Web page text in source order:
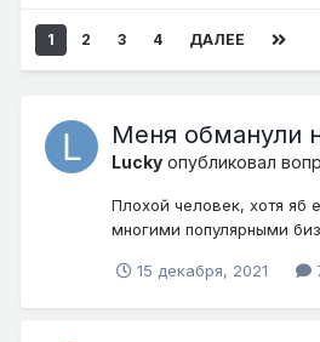
1 2 3 4 ДАЛЕЕ
Меня обманули
Lucky опубликовал
Плохой человек, хотя яб
многими популярными
15 декабря, 2021